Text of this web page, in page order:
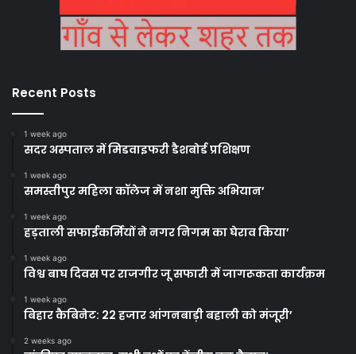
Recent Posts
1 week ago
सदर अस्पताल में मिडवाइफरी डैशबोर्ड प्रशिक्षण
1 week ago
समस्तीपुर महिला कॉलेज में नशा मुक्ति अभियान’
1 week ago
हड़ताली सफाईकर्मियों ने नगर निगम का घेराव किया’
1 week ago
विश्व बाघ दिवस पर राजगीर जू सफारी में जागरूकता कार्यक्रम
1 week ago
बिहार कैबिनेट: 22 हजार आंगनबाड़ी बहाली को मंजूरी’
2 weeks ago